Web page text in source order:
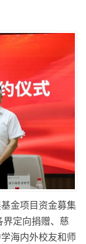
金项目资金募集
界定向捐赠、慈
海内外校友和师